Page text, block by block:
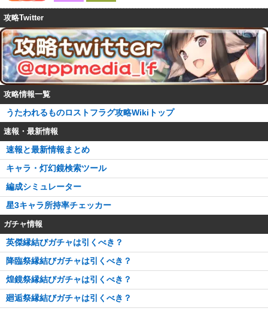
攻略Twitter
攻略情報一覧
うたわれるものロストフラグ攻略Wikiトップ
速報・最新情報
速報と最新情報まとめ
キャラ・灯幻鏡検索ツール
編成シミュレーター
星3キャラ所持率チェッカー
ガチャ情報
英傑縁結びガチャは引くべき？
降臨祭縁結びガチャは引くべき？
煌鏡祭縁結びガチャは引くべき？
廻逅祭縁結びガチャは引くべき？